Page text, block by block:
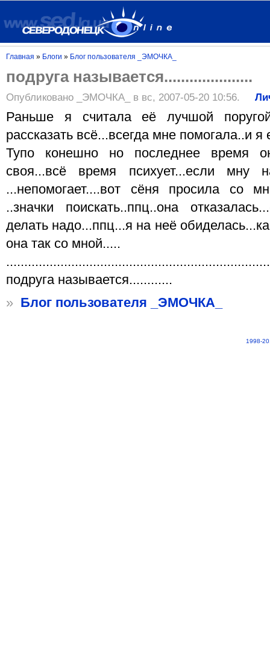
Главная » Блоги » Блог пользователя _ЭМОЧКА_
подруга называется.....................
Опубликовано _ЭМОЧКА_ в вс, 2007-05-20 10:56.
Раньше я считала её лучшой
рассказать всё...всегда мне помогала..и я
Тупо конешно но последнее время
своя...всё время психует...если мну
...непомогает....вот сёня просила со
..значки поискать..ппц..она
делать надо...ппц...я на неё
она так со мной.....
подруга называется............
» Блог пользователя _ЭМОЧКА_
1998-